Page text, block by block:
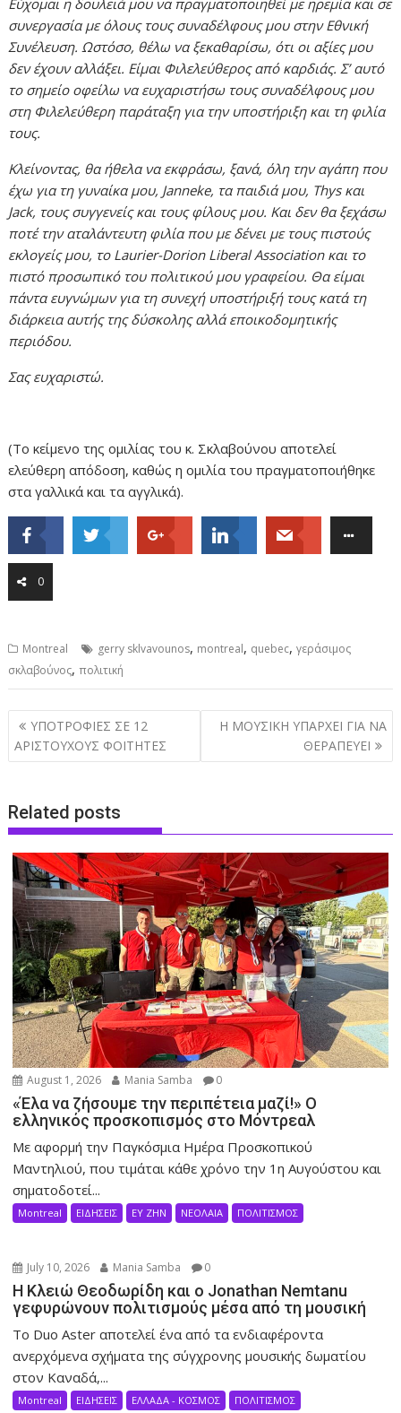
Εύχομαι η δουλειά μου να πραγματοποιηθεί με ηρεμία και σε
συνεργασία με όλους τους συναδέλφους μου στην Εθνική
Συνέλευση. Ωστόσο, θέλω να ξεκαθαρίσω, ότι οι αξίες μου
δεν έχουν αλλάξει. Είμαι Φιλελεύθερος από καρδιάς. Σ’ αυτό
το σημείο οφείλω να ευχαριστήσω τους συναδέλφους μου
στη Φιλελεύθερη παράταξη για την υποστήριξη και τη φιλία
τους.
Κλείνοντας, θα ήθελα να εκφράσω, ξανά, όλη την αγάπη που
έχω για τη γυναίκα μου, Janneke, τα παιδιά μου, Thys και
Jack, τους συγγενείς και τους φίλους μου. Και δεν θα ξεχάσω
ποτέ την αταλάντευτη φιλία που με δένει με τους πιστούς
εκλογείς μου, το Laurier-Dorion Liberal Association και το
πιστό προσωπικό του πολιτικού μου γραφείου. Θα είμαι
πάντα ευγνώμων για τη συνεχή υποστήριξή τους κατά τη
διάρκεια αυτής της δύσκολης αλλά εποικοδομητικής
περιόδου.
Σας ευχαριστώ.
(Το κείμενο της ομιλίας του κ. Σκλαβούνου αποτελεί
ελεύθερη απόδοση, καθώς η ομιλία του πραγματοποιήθηκε
στα γαλλικά και τα αγγλικά).
0
Montreal gerry sklvavounos, montreal, quebec,γεράσιμος
σκλαβούνος,πολιτική
Post
navigation
ΥΠΟΤΡΟΦΙΕΣ ΣΕ 12
ΑΡΙΣΤΟΥΧΟΥΣ ΦΟΙΤΗΤΕΣ
Η ΜΟΥΣΙΚΗ ΥΠΑΡΧΕΙ ΓΙΑ ΝΑ
ΘΕΡΑΠΕΥΕΙ
Related posts
August 1, 2026 Mania Samba 0
«Έλα να ζήσουμε την περιπέτεια μαζί!» Ο
ελληνικός προσκοπισμός στο Μόντρεαλ
Με αφορμή την Παγκόσμια Ημέρα Προσκοπικού
Μαντηλιού, που τιμάται κάθε χρόνο την 1η Αυγούστου και
σηματοδοτεί...
Montreal ΕΙΔΗΣΕΙΣ ΕΥ ΖΗΝ ΝΕΟΛΑΙΑ ΠΟΛΙΤΙΣΜΟΣ
July 10, 2026 Mania Samba 0
Η Κλειώ Θεοδωρίδη και ο Jonathan Nemtanu
γεφυρώνουν πολιτισμούς μέσα από τη μουσική
Το Duo Aster αποτελεί ένα από τα ενδιαφέροντα
ανερχόμενα σχήματα της σύγχρονης μουσικής δωματίου
στον Καναδά,...
Montreal ΕΙΔΗΣΕΙΣ ΕΛΛΑΔΑ - ΚΟΣΜΟΣ ΠΟΛΙΤΙΣΜΟΣ